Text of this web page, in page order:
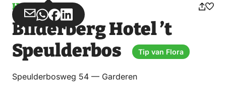
Hotel
Deel
via
Deel
via
WhatsApp
Deel
op
Facebook
Deel
op
LinkedIn
Bilderberg Hotel ’t
Speulderbos
Tip van Flora
Speulderbosweg 54 — Garderen